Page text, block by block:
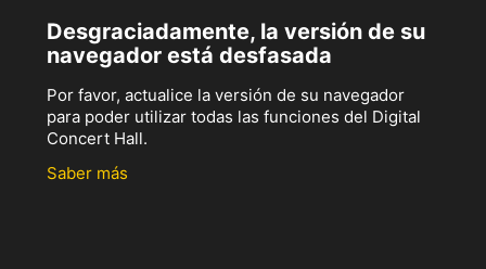
Desgraciadamente, la versión de su
navegador está desfasada
Por favor, actualice la versión de su navegador
para poder utilizar todas las funciones del Digital
Concert Hall.
Saber más